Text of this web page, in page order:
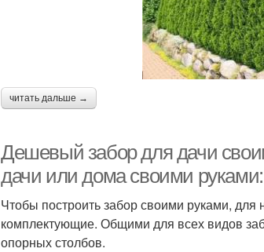
читать дальше →
Дешевый забор для дачи
дачи или дома своими
Чтобы построить забор своими руками,
комплектующие. Общими для всех видов
опорных столбов.